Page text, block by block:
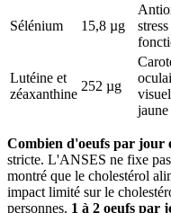
Sélénium 15,8 µg
Lutéine et
zéaxanthine
252 µg
Combien d'oeufs par jour
stricte. L'ANSES ne fixe
montré que le cholestérol
impact limité sur le
personnes. 1 à 2 oeufs par